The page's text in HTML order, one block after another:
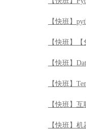
【快班】
【快班】
【快班】
【快班】
【快班】
【快班】